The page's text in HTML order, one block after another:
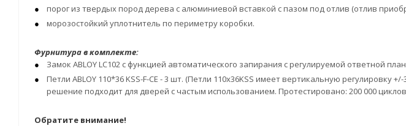
порог из твердых пород дерева с алюминиевой вставкой с пазом под отлив (отлив
морозостойкий уплотнитель по периметру коробки.
Фурнитура в комплекте:
Замок ABLOY LC102 с функцией автоматического запирания с регулируемой ответной
Петли ABLOY 110*36 KSS-F-CE - 3 шт. (Петли 110x36KSS имеет вертикальную
решение подходит для дверей с частым использованием. Протестировано: 200 000
Обратите внимание!